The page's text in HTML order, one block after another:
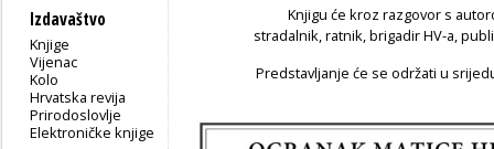
Izdavaštvo
Knjige
Vijenac
Kolo
Hrvatska revija
Prirodoslovlje
Elektroničke knjige
Knjigu će kroz razgovor s
stradalnik, ratnik, brigadir HV-a,
Predstavljanje će se održati u